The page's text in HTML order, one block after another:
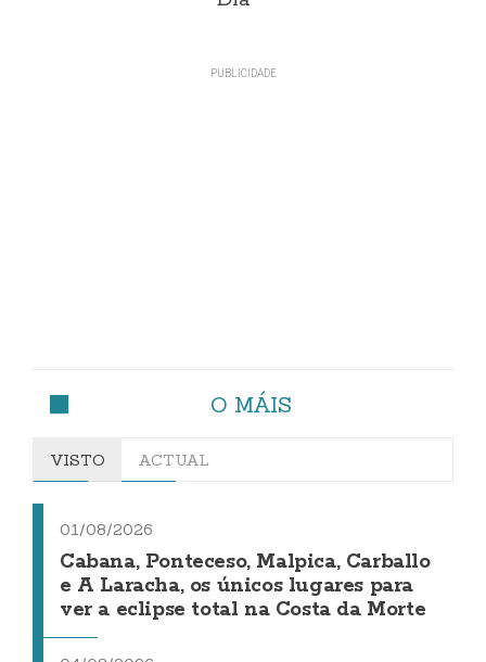
O MÁIS
VISTO ACTUAL
01/08/2026
Cabana, Ponteceso, Malpica, Carballo
e A Laracha, os únicos lugares para
ver a eclipse total na Costa da Morte